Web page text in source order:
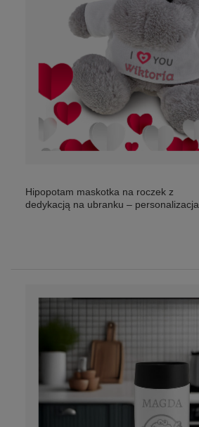
Hipopotam maskotka na roczek z
dedykacją na ubranku – personalizacja